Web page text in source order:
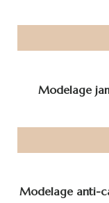
Modelage
Modelage anti-